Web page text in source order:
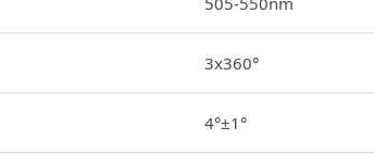
3x360°
4°±1°